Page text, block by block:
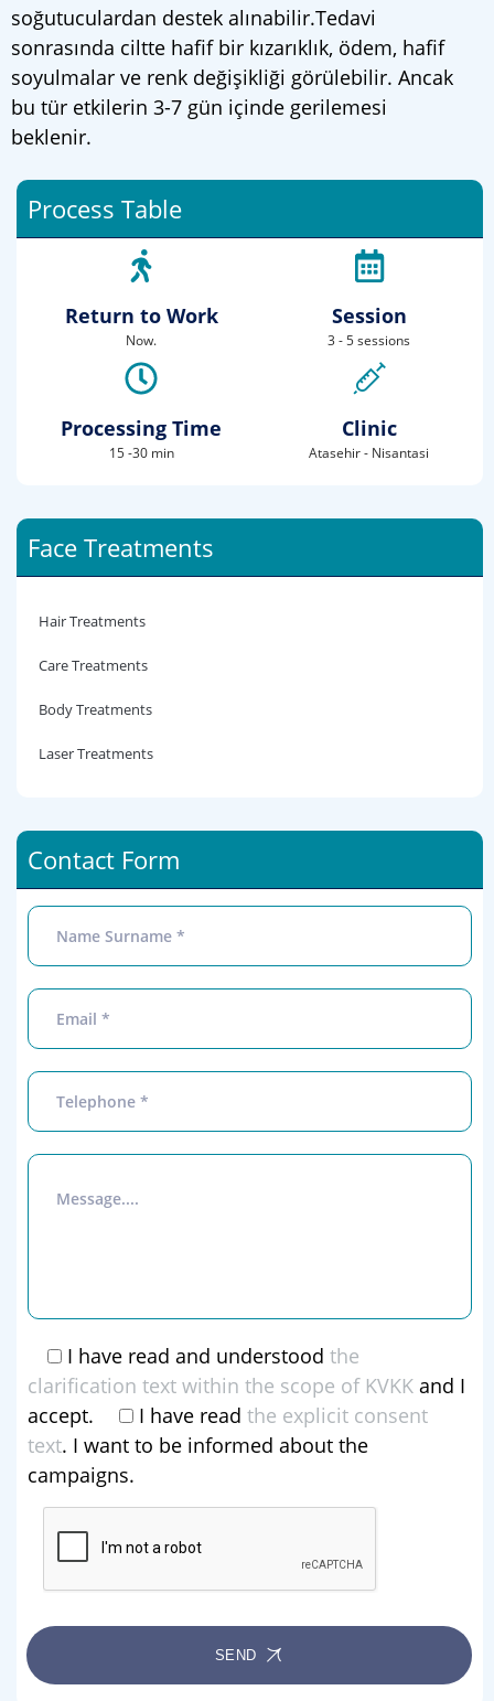
soğutuculardan destek alınabilir.Tedavi
sonrasında ciltte hafif bir kızarıklık, ödem, hafif
soyulmalar ve renk değişikliği görülebilir. Ancak
bu tür etkilerin 3-7 gün içinde gerilemesi
beklenir.
Process Table
Return to Work
Now.
Processing Time
15 -30 min
Session
3 - 5 sessions
Clinic
Atasehir - Nisantasi
Face Treatments
Hair Treatments
Care Treatments
Body Treatments
Laser Treatments
Contact Form
I have read and understood the
clarification text within the scope of KVKK and I
accept.
I have read the explicit consent
text. I want to be informed about the
campaigns.
SEND